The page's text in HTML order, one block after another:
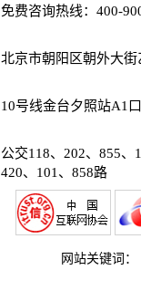
免费咨询热线：400-
北京市朝阳区朝外大街
10号线金台夕照站A1
公交118、202、855、
420、101、858路
网站关键词：